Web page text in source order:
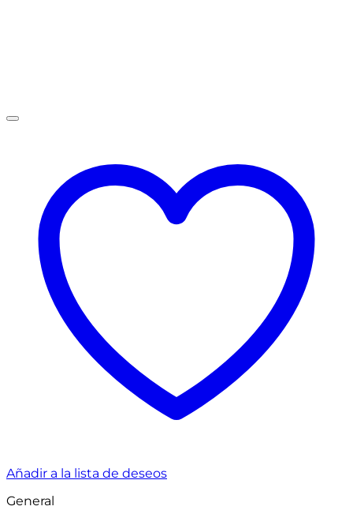
Añadir a la lista de deseos
General